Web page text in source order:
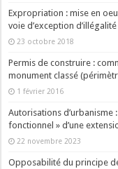
Expropriation : mise en
voie d’exception d’illégalité
23 octobre 2018
Permis de construire :
monument classé
1 février 2016
Autorisations
fonctionnel » d’une
22 novembre 2023
Opposabilité du principe